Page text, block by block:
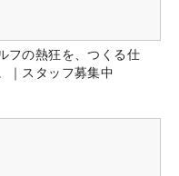
フの熱狂を、つくる仕
｜スタッフ募集中